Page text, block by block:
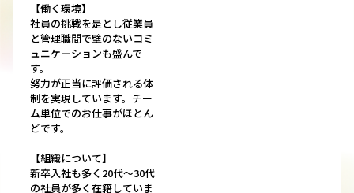
【働く環境】
社員の挑戦を是とし従業員
と管理職間で壁のないコミ
ュニケーションも盛んで
す。
努力が正当に評価される体
制を実現しています。チー
ム単位でのお仕事がほとん
どです。
【組織について】
新卒入社も多く20代～30代
の社員が多く在籍していま